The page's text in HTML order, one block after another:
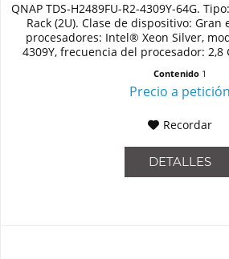
QNAP TDS-H2489FU-R2-4309Y-64G.
Rack (2U). Clase de dispositivo:
procesadores: Intel® Xeon Silver,
4309Y, frecuencia del procesador: 2,8
Contenido 1
Precio a petición
Recordar
DETALLES